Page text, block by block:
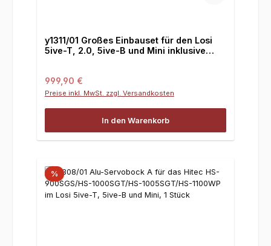
y1311/01 Großes Einbauset für den Losi
5ive-T, 2.0, 5ive-B und Mini inklusive
Regulärer Preis:
999,90 €
Preise inkl. MwSt. zzgl. Versandkosten
In den Warenkorb
%